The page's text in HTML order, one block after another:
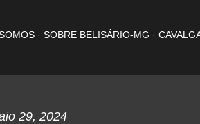
SOBRE BELISÁRIO-MG
29, 2024